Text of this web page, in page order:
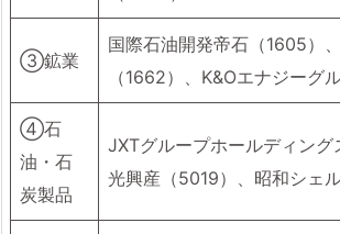
③鉱業
国際石油開発帝石（1605）
（1662）、K&Oエナジーグ
④石
油・石
炭製品
JXTグループホールディン
光興産（5019）、昭和シェ